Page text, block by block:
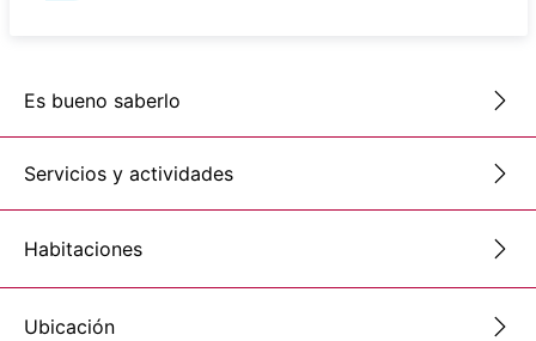
Es bueno saberlo
Servicios y actividades
Habitaciones
Ubicación